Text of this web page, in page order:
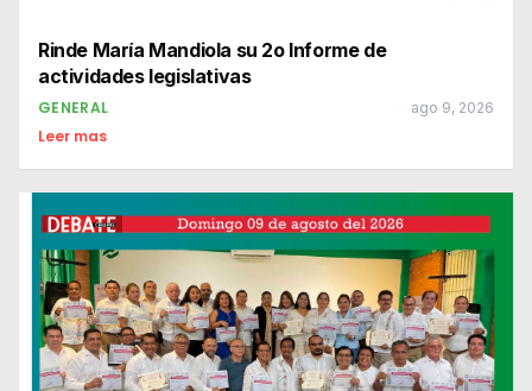
Rinde María Mandiola su 2o Informe de
actividades legislativas
GENERAL ago 9, 2026
Leer mas